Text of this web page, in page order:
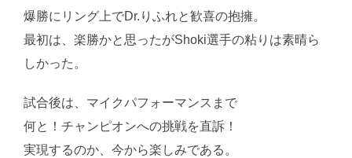
爆勝にリング上でDr.りふれと歓喜の抱擁。
最初は、楽勝かと思ったがShoki選手の粘りは素晴ら
しかった。
試合後は、マイクパフォーマンスまで
何と！チャンピオンへの挑戦を直訴！
実現するのか、今から楽しみである。